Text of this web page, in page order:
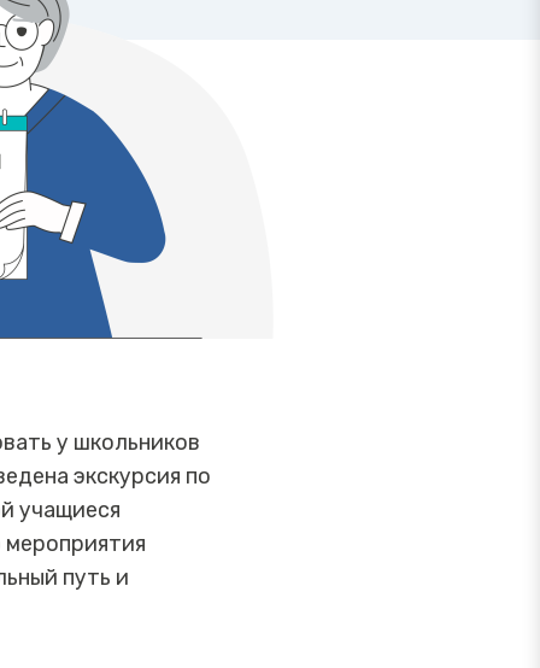
у школьников
экскурсия по
учащиеся
путь и